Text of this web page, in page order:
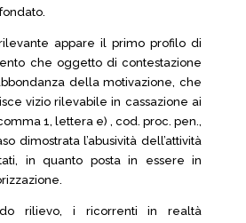
appare il primo profilo di
che oggetto di contestazione
della motivazione, che
vizio rilevabile in cassazione ai
1, lettera e) , cod. proc. pen.,
dimostrata l’abusività dell’attività
in quanto posta in essere in
rilievo, i ricorrenti in realtà